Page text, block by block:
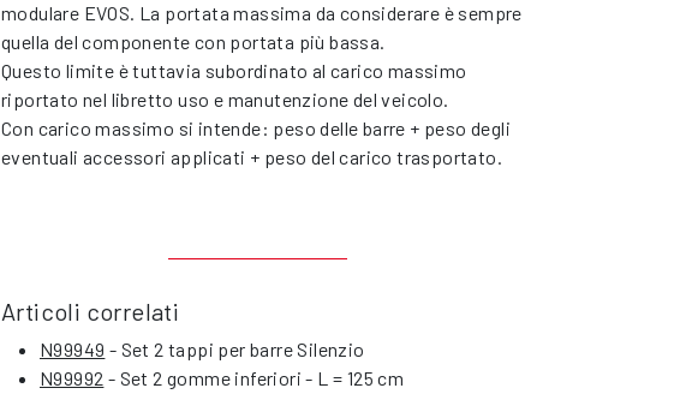
modulare EVOS. La portata massima da considerare è sempre
quella del componente con portata più bassa.
Questo limite è tuttavia subordinato al carico massimo
riportato nel libretto uso e manutenzione del veicolo.
Con carico massimo si intende: peso delle barre + peso degli
eventuali accessori applicati + peso del carico trasportato.
Articoli correlati
N99949 - Set 2 tappi per barre Silenzio
N99992 - Set 2 gomme inferiori - L = 125 cm